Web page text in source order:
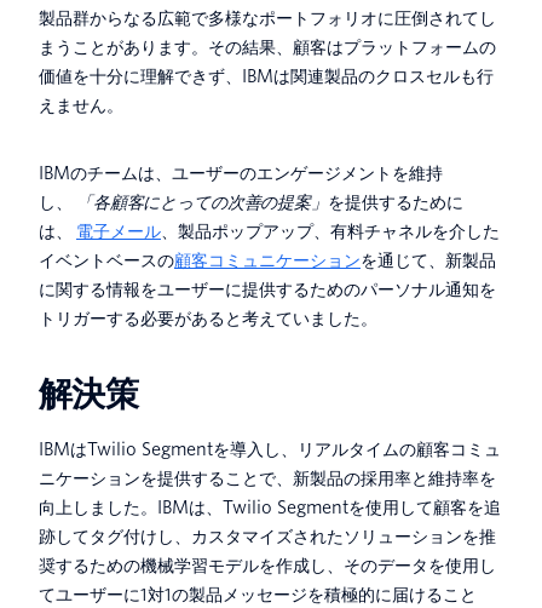
製品群からなる広範で多様なポートフォリオに圧倒されてし
まうことがあります。その結果、顧客はプラットフォームの
価値を十分に理解できず、IBMは関連製品のクロスセルも行
えません。
IBMのチームは、ユーザーのエンゲージメントを維持
し、
「各顧客にとっての次善の提案」 を提供するために
は、 電子メール 、製品ポップアップ、有料チャネルを介した
イベントベースの顧客コミュニケーションを通じて、新製品
に関する情報をユーザーに提供するためのパーソナル通知を
トリガーする必要があると考えていました。
解決策
IBMはTwilio Segmentを導入し、リアルタイムの顧客コミュ
ニケーションを提供することで、新製品の採用率と維持率を
向上しました。IBMは、Twilio Segmentを使用して顧客を追
跡してタグ付けし、カスタマイズされたソリューションを推
奨するための機械学習モデルを作成し、そのデータを使用し
てユーザーに1対1の製品メッセージを積極的に届けること